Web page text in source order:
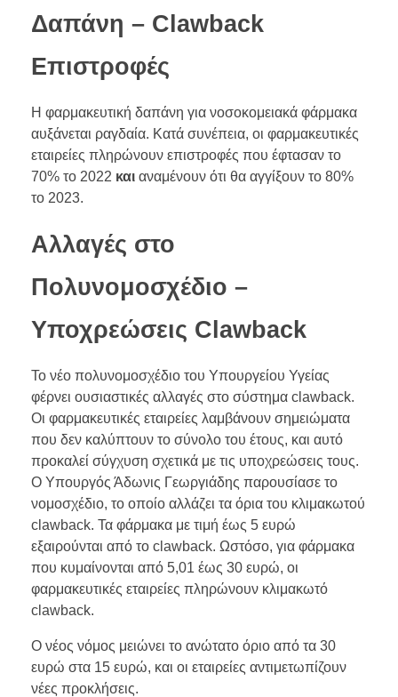
Δαπάνη – Clawback
Επιστροφές
Η φαρμακευτική δαπάνη για νοσοκομειακά φάρμακα
αυξάνεται ραγδαία. Κατά συνέπεια, οι φαρμακευτικές
εταιρείες πληρώνουν επιστροφές που έφτασαν το
70% το 2022 και αναμένουν ότι θα αγγίξουν το 80%
το 2023.
Αλλαγές στο
Πολυνομοσχέδιο –
Υποχρεώσεις Clawback
Το νέο πολυνομοσχέδιο του Υπουργείου Υγείας
φέρνει ουσιαστικές αλλαγές στο σύστημα clawback.
Οι φαρμακευτικές εταιρείες λαμβάνουν σημειώματα
που δεν καλύπτουν το σύνολο του έτους, και αυτό
προκαλεί σύγχυση σχετικά με τις υποχρεώσεις τους.
Ο Υπουργός Άδωνις Γεωργιάδης παρουσίασε το
νομοσχέδιο, το οποίο αλλάζει τα όρια του κλιμακωτού
clawback. Τα φάρμακα με τιμή έως 5 ευρώ
εξαιρούνται από το clawback. Ωστόσο, για φάρμακα
που κυμαίνονται από 5,01 έως 30 ευρώ, οι
φαρμακευτικές εταιρείες πληρώνουν κλιμακωτό
clawback.
Ο νέος νόμος μειώνει το ανώτατο όριο από τα 30
ευρώ στα 15 ευρώ, και οι εταιρείες αντιμετωπίζουν
νέες προκλήσεις.